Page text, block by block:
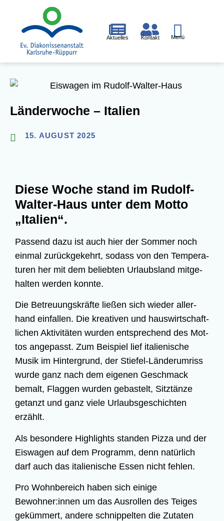
Aktuelles Kontakt Menü
Län­der­wo­che – Italien
15. AUGUST 2025
Die­se Woche stand im Rudolf-
Wal­ter-Haus unter dem Mot­to
„Ita­li­en“.
Pas­send dazu ist auch hier der Som­mer noch
ein­mal zurück­ge­kehrt, sodass von den Tem­pe­ra­
tu­ren her mit dem belieb­ten Urlaubs­land mit­ge­
hal­ten wer­den konnte.
Die Betreu­ungs­kräf­te lie­ßen sich wie­der aller­
hand ein­fal­len. Die krea­ti­ven und haus­wirt­schaft­
li­chen Akti­vi­tä­ten wur­den ent­spre­chend des Mot­
tos ange­passt. Zum Bei­spiel lief ita­lie­ni­sche
Musik im Hin­ter­grund, der Stie­fel-Län­der­um­riss
wur­de ganz nach dem eige­nen Geschmack
bemalt, Flag­gen wur­den gebas­telt, Sitz­tän­ze
getanzt und ganz vie­le Urlaubs­ge­schich­ten
erzählt.
Als beson­de­re High­lights stan­den Piz­za und der
Eis­wa­gen auf dem Pro­gramm, denn natür­lich
darf auch das ita­lie­ni­sche Essen nicht fehlen.
Pro Wohn­be­reich haben sich eini­ge
Bewohner:innen um das Aus­rol­len des Tei­ges
geküm­mert, ande­re schnip­pel­ten die Zuta­ten